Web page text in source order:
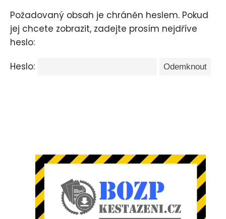
Požadovaný obsah je chráněn heslem. Pokud
jej chcete zobrazit, zadejte prosím nejdříve
heslo:
Heslo: